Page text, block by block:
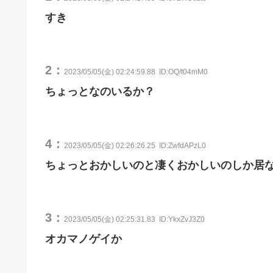
すき
2： 2023/05/05(金) 02:24:59.88 ID:OQ/t04mM0
ちょっとなのいるか？
4： 2023/05/05(金) 02:26:26.25 ID:ZwfdAPzL0
ちょっとおかしいのと凄くおかしいのしか居
3： 2023/05/05(金) 02:25:31.83 ID:YkxZvJ3Z0
オカマノゲイか